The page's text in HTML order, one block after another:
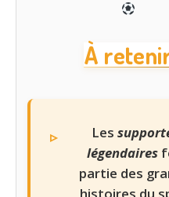
À
Les
légendaires
partie des